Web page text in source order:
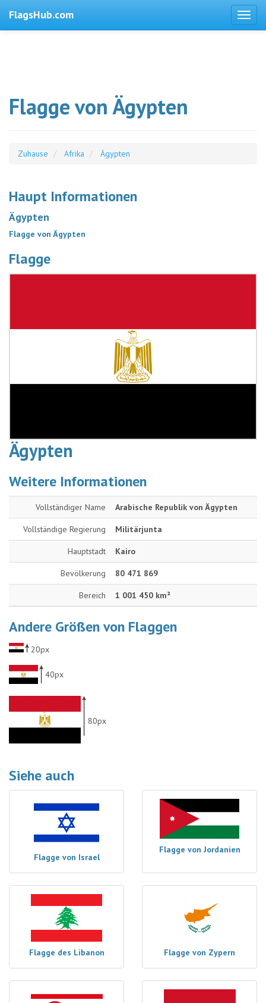
FlagsHub.com
Flagge von Ägypten
Zuhause Afrika Ägypten
Haupt Informationen
Ägypten
Flagge von Ägypten
Flagge
Ägypten
Weitere Informationen
Vollständiger Name Arabische Republik von Ägypten
Vollständige Regierung Militärjunta
Hauptstadt Kairo
Bevölkerung 80 471 869
Bereich 1 001 450 km²
Andere Größen von Flaggen
20px
40px
80px
Siehe auch
Flagge von Israel
Flagge von Jordanien
Flagge des Libanon Flagge von Zypern